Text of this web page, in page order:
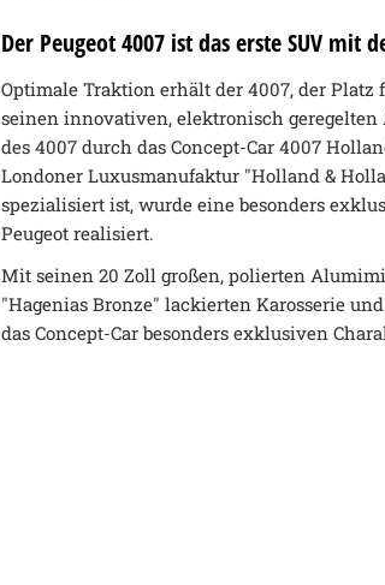
Der Peugeot 4007 ist das erste SUV mit
Optimale Traktion erhält der 4007, der Platz
seinen innovativen, elektronisch
des 4007 durch das Concept-Car 4007
Londoner Luxusmanufaktur "Holland &
spezialisiert ist, wurde eine besonders
Peugeot realisiert.
Mit seinen 20 Zoll großen, polierten
"Hagenias Bronze" lackierten Karosserie
das Concept-Car besonders exklusiven